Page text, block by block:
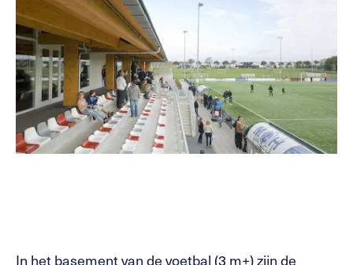
In het basement van de voetbal (3 m+) zijn de